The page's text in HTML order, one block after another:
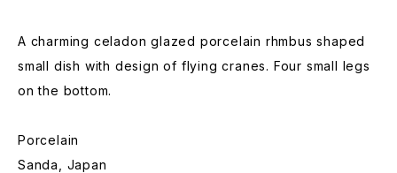
A charming celadon glazed porcelain rhmbus shaped
small dish with design of flying cranes. Four small legs
on the bottom.
Porcelain
Sanda, Japan